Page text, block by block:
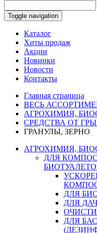
Toggle navigation
Каталог
Хиты продаж
Акции
Новинки
Новости
Контакты
Главная страница
ВЕСЬ
АГРОХИМИЯ,
СРЕДСТВА ОТ
ГРАНУЛЫ, ЗЕРНО
АГРОХИМИЯ,
ДЛЯ
ДЛЯ
ДЛЯ
ДЛЯ